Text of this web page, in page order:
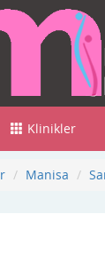
Klinikler
Manisa